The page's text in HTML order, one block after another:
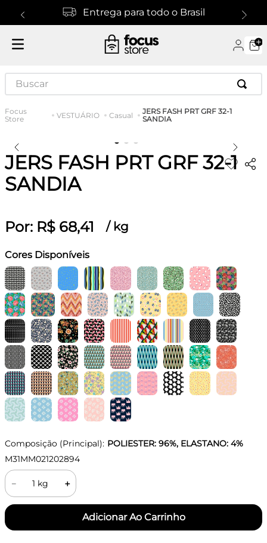
Entrega para todo o Brasil
Buscar
VESTUÁRIO Casual
JERS FASH PRT GRF 32-1
SANDIA
JERS FASH PRT GRF 32-1
SANDIA
Por: R$ 68,41 / kg
Cores Disponíveis
Composição (Principal): POLIESTER: 96%, ELASTANO: 4%
M31MM021202894
＋
－